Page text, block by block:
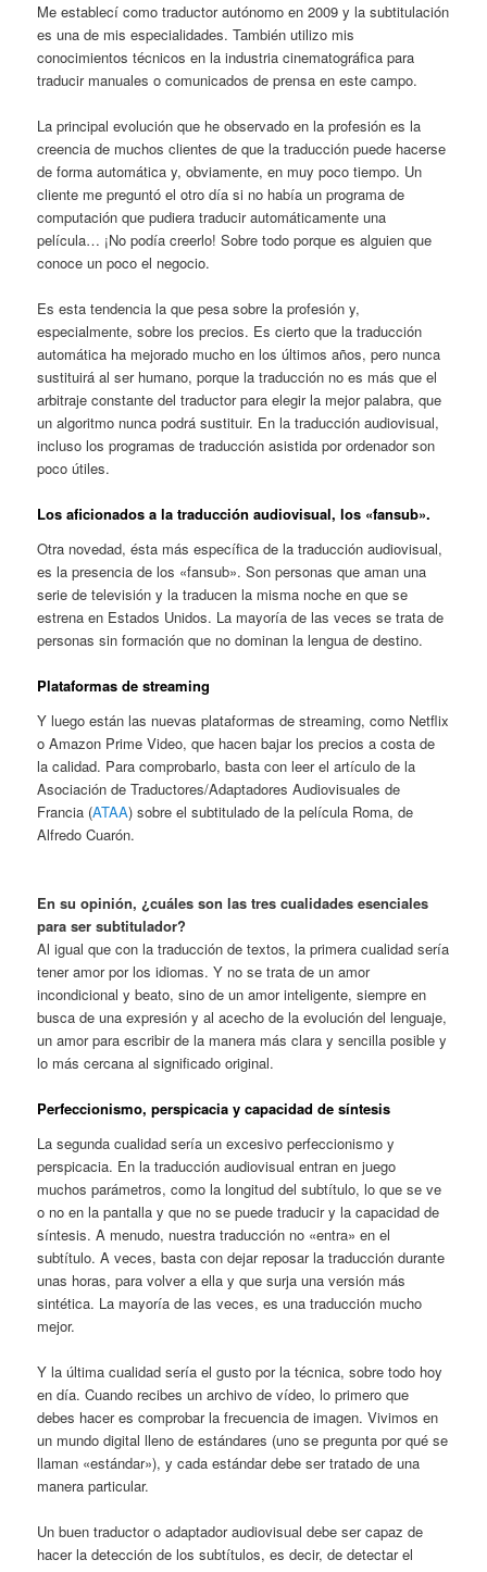
Me establecí como traductor autónomo en 2009 y la subtitulación
es una de mis especialidades. También utilizo mis
conocimientos técnicos en la industria cinematográfica para
traducir manuales o comunicados de prensa en este campo.
La principal evolución que he observado en la profesión es la
creencia de muchos clientes de que la traducción puede hacerse
de forma automática y, obviamente, en muy poco tiempo. Un
cliente me preguntó el otro día si no había un programa de
computación que pudiera traducir automáticamente una
película… ¡No podía creerlo! Sobre todo porque es alguien que
conoce un poco el negocio.
Es esta tendencia la que pesa sobre la profesión y,
especialmente, sobre los precios. Es cierto que la traducción
automática ha mejorado mucho en los últimos años, pero nunca
sustituirá al ser humano, porque la traducción no es más que el
arbitraje constante del traductor para elegir la mejor palabra, que
un algoritmo nunca podrá sustituir. En la traducción audiovisual,
incluso los programas de traducción asistida por ordenador son
poco útiles.
Los aficionados a la traducción audiovisual, los «fansub».
Otra novedad, ésta más específica de la traducción audiovisual,
es la presencia de los «fansub». Son personas que aman una
serie de televisión y la traducen la misma noche en que se
estrena en Estados Unidos. La mayoría de las veces se trata de
personas sin formación que no dominan la lengua de destino.
Plataformas de streaming
Y luego están las nuevas plataformas de streaming, como Netflix
o Amazon Prime Video, que hacen bajar los precios a costa de
la calidad. Para comprobarlo, basta con leer el artículo de la
Asociación de Traductores/Adaptadores Audiovisuales de
Francia (ATAA) sobre el subtitulado de la película Roma, de
Alfredo Cuarón.
En su opinión, ¿cuáles son las tres cualidades esenciales
para ser subtitulador?
Al igual que con la traducción de textos, la primera cualidad sería
tener amor por los idiomas. Y no se trata de un amor
incondicional y beato, sino de un amor inteligente, siempre en
busca de una expresión y al acecho de la evolución del lenguaje,
un amor para escribir de la manera más clara y sencilla posible y
lo más cercana al significado original.
Perfeccionismo, perspicacia y capacidad de síntesis
La segunda cualidad sería un excesivo perfeccionismo y
perspicacia. En la traducción audiovisual entran en juego
muchos parámetros, como la longitud del subtítulo, lo que se ve
o no en la pantalla y que no se puede traducir y la capacidad de
síntesis. A menudo, nuestra traducción no «entra» en el
subtítulo. A veces, basta con dejar reposar la traducción durante
unas horas, para volver a ella y que surja una versión más
sintética. La mayoría de las veces, es una traducción mucho
mejor.
Y la última cualidad sería el gusto por la técnica, sobre todo hoy
en día. Cuando recibes un archivo de vídeo, lo primero que
debes hacer es comprobar la frecuencia de imagen. Vivimos en
un mundo digital lleno de estándares (uno se pregunta por qué se
llaman «estándar»), y cada estándar debe ser tratado de una
manera particular.
Un buen traductor o adaptador audiovisual debe ser capaz de
hacer la detección de los subtítulos, es decir, de detectar el